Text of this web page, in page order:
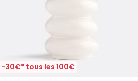
-30€* tous les 100€